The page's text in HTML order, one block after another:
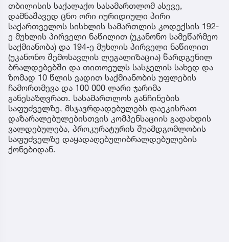
თბილისის საქალაქო სასამართლომ ასევე,
დამნაშავედ ცნო ორი იურიდიული პირი
საქართველოს სისხლის სამართლის კოდექსის 192-
ე მუხლის პირველი ნაწილით (უკანონო სამეწარმეო
საქმიანობა) და 194-ე მუხლის პირველი ნაწილით
(უკანონო შემოსავლის ლეგალიზაცია) წარდგენილ
ბრალდებებში და თითოეულს სასჯელის სახედ და
ზომად 10 წლის ვადით საქმიანობის უფლების
ჩამორთმევა და 100 000 ლარი ჯარიმა
განესაზღვრათ. სასამართლოს განჩინების
საფუძველზე, მსჯავრდადებულებს დაეკისრათ
დაზარალებულებისთვის კომპენსაციის გადახდის
ვალდებულება, პროკურატურის შუამდგომლობის
საფუძველზე დაყადაღებულიბრალდებულების
ქონებიდან.